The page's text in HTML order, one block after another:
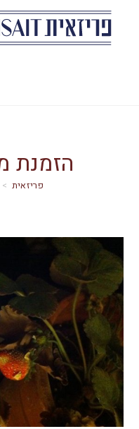
הזמנת
>